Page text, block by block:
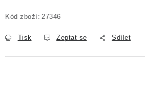
Kód zboží: 27346
Tisk Zeptat se Sdílet